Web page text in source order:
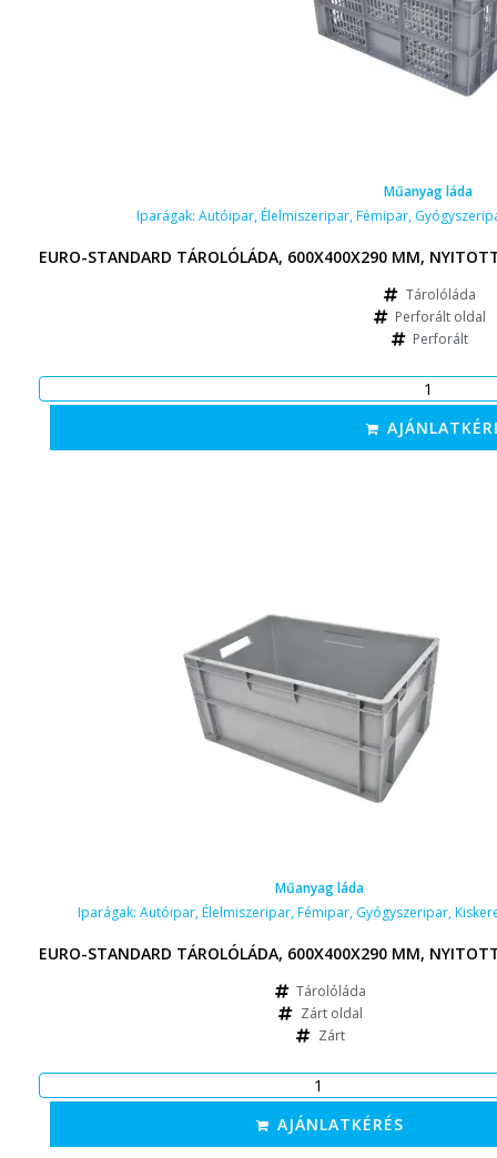
Műanyag láda
Iparágak: Autóipar,Élelmiszeripar,Fémipar,
EURO-STANDARD TÁROLÓLÁDA, 600X400X290 MM,
Tárolóláda
Perforált oldal
Perforált
Műanyag láda
Iparágak: Autóipar,Élelmiszeripar,Fémipar, Gyógyszeripar,
EURO-STANDARD TÁROLÓLÁDA, 600X400X290 MM,
Tárolóláda
Zárt oldal
Zárt
AJÁNLATKÉRÉS